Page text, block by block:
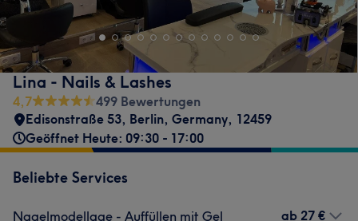
Lina - Nails & Lashes
4,7
499 Bewertungen
Edisonstraße 53, Berlin, Germany, 12459
Geöffnet Heute: 09:30 - 17:00
Beliebte Services
Nagelmodellage - Auffüllen mit Gel
ab 27 €